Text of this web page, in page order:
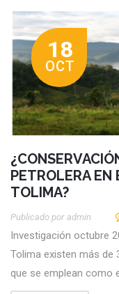
18
OCT
PETROLERA EN
TOLIMA?
Publicado por Admin
Investigación octubre
Tolima existen más de
que se emplean como